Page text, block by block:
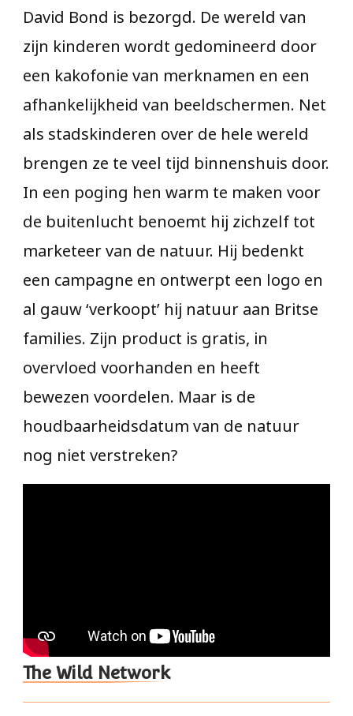
David Bond is bezorgd. De wereld van
zijn kinderen wordt gedomineerd door
een kakofonie van merknamen en een
afhankelijkheid van beeldschermen. Net
als stadskinderen over de hele wereld
brengen ze te veel tijd binnenshuis door.
In een poging hen warm te maken voor
de buitenlucht benoemt hij zichzelf tot
marketeer van de natuur. Hij bedenkt
een campagne en ontwerpt een logo en
al gauw ‘verkoopt’ hij natuur aan Britse
families. Zijn product is gratis, in
overvloed voorhanden en heeft
bewezen voordelen. Maar is de
houdbaarheidsdatum van de natuur
nog niet verstreken?
The Wild Network